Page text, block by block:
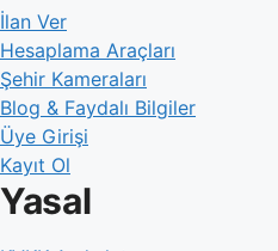
İlan Ver
Hesaplama Araçları
Şehir Kameraları
Blog & Faydalı Bilgiler
Üye Girişi
Kayıt Ol
Yasal